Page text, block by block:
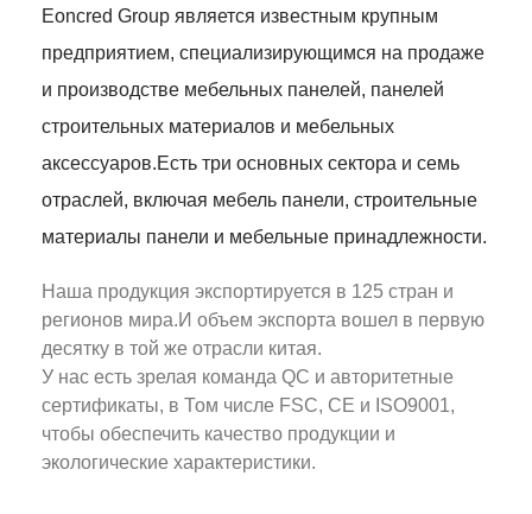
Eoncred Group является известным крупным
предприятием, специализирующимся на продаже
и производстве мебельных панелей, панелей
строительных материалов и мебельных
аксессуаров.Есть три основных сектора и семь
отраслей, включая мебель панели, строительные
материалы панели и мебельные принадлежности.
Наша продукция экспортируется в 125 стран и
регионов мира.И объем экспорта вошел в первую
десятку в той же отрасли китая.
У нас есть зрелая команда QC и авторитетные
сертификаты, в Том числе FSC, CE и ISO9001,
чтобы обеспечить качество продукции и
экологические характеристики.